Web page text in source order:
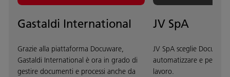
Gastaldi International
Grazie alla piattaforma Docuware,
Gastaldi International è ora in grado di
gestire documenti e processi anche da
JV SpA
JV SpA sceglie
automatizzare e
lavoro.